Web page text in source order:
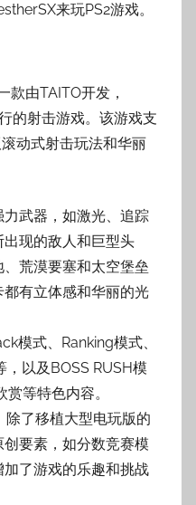
来玩PS2游戏。
款由TAITO开发，
的射击游戏。该游戏支
动式射击玩法和华丽
武器，如激光、追踪
现的敌人和巨型头
荒漠要塞和太空堡垒
有立体感和华丽的光
模式、Ranking模式、
以及BOSS RUSH模
等特色内容。
除了移植大型电玩版的
要素，如分数竞赛模
了游戏的乐趣和挑战